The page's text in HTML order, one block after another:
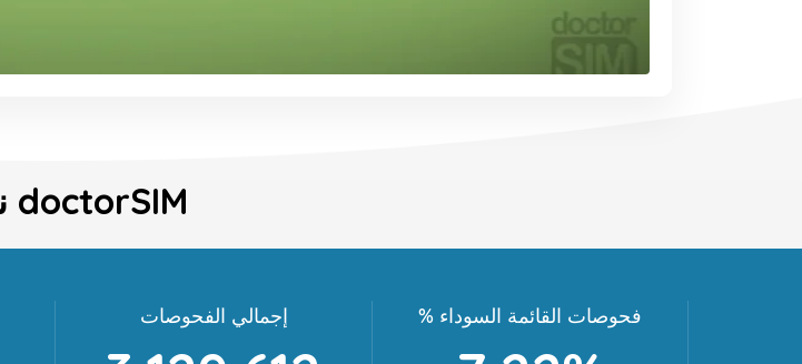
نشاط doctorSIM
إجمالي الفحوصات % فحوصات القائمة السوداء